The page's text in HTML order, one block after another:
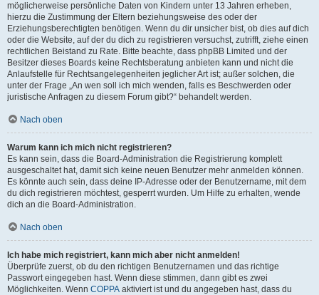
möglicherweise persönliche Daten von Kindern unter 13 Jahren erheben,
hierzu die Zustimmung der Eltern beziehungsweise des oder der
Erziehungsberechtigten benötigen. Wenn du dir unsicher bist, ob dies auf dich
oder die Website, auf der du dich zu registrieren versuchst, zutrifft, ziehe einen
rechtlichen Beistand zu Rate. Bitte beachte, dass phpBB Limited und der
Besitzer dieses Boards keine Rechtsberatung anbieten kann und nicht die
Anlaufstelle für Rechtsangelegenheiten jeglicher Art ist; außer solchen, die
unter der Frage „An wen soll ich mich wenden, falls es Beschwerden oder
juristische Anfragen zu diesem Forum gibt?“ behandelt werden.
Nach oben
Warum kann ich mich nicht registrieren?
Es kann sein, dass die Board-Administration die Registrierung komplett
ausgeschaltet hat, damit sich keine neuen Benutzer mehr anmelden können.
Es könnte auch sein, dass deine IP-Adresse oder der Benutzername, mit dem
du dich registrieren möchtest, gesperrt wurden. Um Hilfe zu erhalten, wende
dich an die Board-Administration.
Nach oben
Ich habe mich registriert, kann mich aber nicht anmelden!
Überprüfe zuerst, ob du den richtigen Benutzernamen und das richtige
Passwort eingegeben hast. Wenn diese stimmen, dann gibt es zwei
Möglichkeiten. Wenn COPPA aktiviert ist und du angegeben hast, dass du